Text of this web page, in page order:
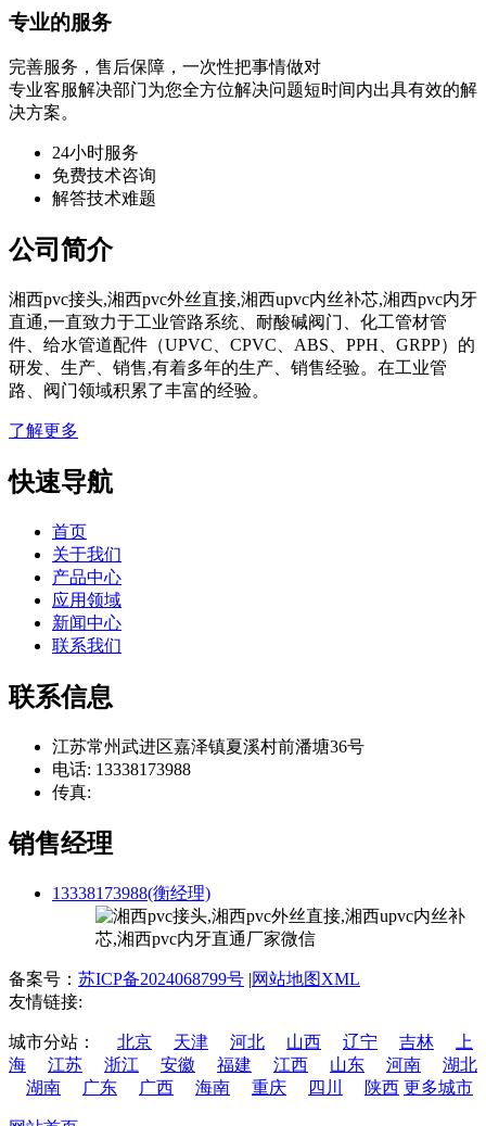
专业的服务
完善服务，售后保障，一次性把事情做对
专业客服解决部门为您全方位解决问题短时间内出具有效的解
决方案。
24小时服务
免费技术咨询
解答技术难题
公司简介
湘西pvc接头,湘西pvc外丝直接,湘西upvc内丝补芯,湘西pvc内牙
直通,一直致力于工业管路系统、耐酸碱阀门、化工管材管
件、给水管道配件（UPVC、CPVC、ABS、PPH、GRPP）的
研发、生产、销售,有着多年的生产、销售经验。在工业管
路、阀门领域积累了丰富的经验。
了解更多
快速导航
首页
关于我们
产品中心
应用领域
新闻中心
联系我们
联系信息
江苏常州武进区嘉泽镇夏溪村前潘塘36号
电话: 13338173988
传真:
销售经理
13338173988(衡经理)
备案号： 苏ICP备2024068799号 |网站地图XML
友情链接:
城市分站： 北京 天津 河北 山西 辽宁 吉林
上
海
江苏 浙江 安徽 福建 江西 山东 河南
湖北
湖南
广东 广西 海南 重庆 四川 陕西 更多城市